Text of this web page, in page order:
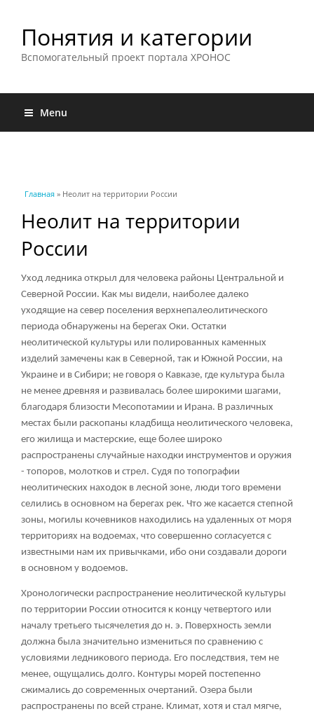
Понятия и категории
Вспомогательный проект портала ХРОНОС
Menu
Вы здесь
Главная » Неолит на территории России
Неолит на территории
России
Уход ледника открыл для человека районы Центральной и
Северной России. Как мы видели, наиболее далеко
уходящие на север поселения верхнепалеолитического
периода обнаружены на берегах Оки. Остатки
неолитической культуры или полированных каменных
изделий замечены как в Северной, так и Южной России, на
Украине и в Сибири; не говоря о Кавказе, где культура была
не менее древняя и развивалась более широкими шагами,
благодаря близости Месопотамии и Ирана. В различных
местах были раскопаны кладбища неолитического человека,
его жилища и мастерские, еще более широко
распространены случайные находки инструментов и оружия
- топоров, молотков и стрел. Судя по топографии
неолитических находок в лесной зоне, люди того времени
селились в основном на берегах рек. Что же касается степной
зоны, могилы кочевников находились на удаленных от моря
территориях на водоемах, что совершенно согласуется с
известными нам их привычками, ибо они создавали дороги
в основном у водоемов.
Хронологически распространение неолитической культуры
по территории России относится к концу четвертого или
началу третьего тысячелетия до н. э. Поверхность земли
должна была значительно измениться по сравнению с
условиями ледникового периода. Его последствия, тем не
менее, ощущались долго. Контуры морей постепенно
сжимались до современных очертаний. Озера были
распространены по всей стране. Климат, хотя и стал мягче,